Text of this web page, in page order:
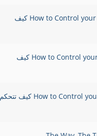
How to Control your Flesh and Live more than Conqueror – Part III كيف
How to Control your Flesh and Live more than Conqueror – Part II كيف
How to Control your Flesh and Live more than Conqueror – Part I كيف تتحكم